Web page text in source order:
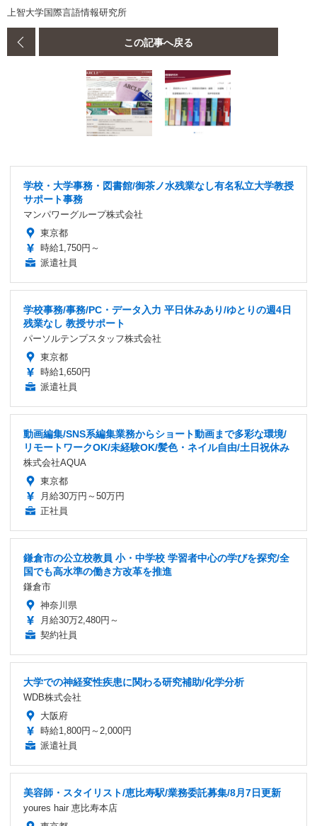
上智大学国際言語情報研究所
この記事へ戻る
学校・大学事務・図書館/御茶ノ水残業なし有名私立大学教授
サポート事務
マンパワーグループ株式会社
東京都
時給1,750円～
派遣社員
学校事務/事務/PC・データ入力 平日休みあり/ゆとりの週4日
残業なし 教授サポート
パーソルテンプスタッフ株式会社
東京都
時給1,650円
派遣社員
動画編集/SNS系編集業務からショート動画まで多彩な環境/
リモートワークOK/未経験OK/髪色・ネイル自由/土日祝休み
株式会社AQUA
東京都
月給30万円～50万円
正社員
鎌倉市の公立校教員 小・中学校 学習者中心の学びを探究/全
国でも高水準の働き方改革を推進
鎌倉市
神奈川県
月給30万2,480円～
契約社員
大学での神経変性疾患に関わる研究補助/化学分析
WDB株式会社
大阪府
時給1,800円～2,000円
派遣社員
美容師・スタイリスト/恵比寿駅/業務委託募集/8月7日更新
youres hair 恵比寿本店